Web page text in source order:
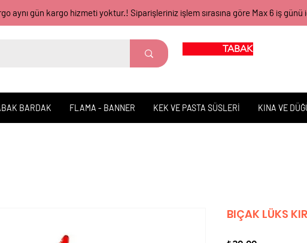
aynı gün kargo hizmeti yoktur.! Siparişleriniz işlem sırasına göre Max 6 iş
TABAK BARDAK
BARDAK FLAMA - BANNER KEK VE PASTA SÜSLERİ KINA VE
BIÇAK LÜKS